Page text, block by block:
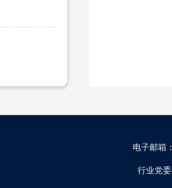
电子邮箱
行业党